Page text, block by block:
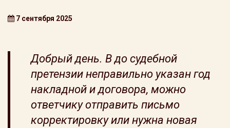
7 сентября 2025
Добрый день. В до судебной
претензии неправильно указан год
накладной и договора, можно
ответчику отправить письмо
корректировку или нужна новая